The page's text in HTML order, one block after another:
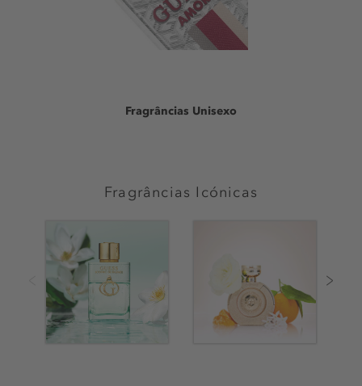
Fragrâncias Unisexo
Fragrâncias Icónicas